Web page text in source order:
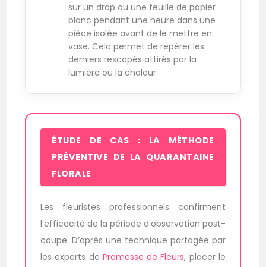
sur un drap ou une feuille de papier
blanc pendant une heure dans une
pièce isolée avant de le mettre en
vase. Cela permet de repérer les
derniers rescapés attirés par la
lumière ou la chaleur.
ÉTUDE DE CAS : LA MÉTHODE
PRÉVENTIVE DE LA QUARANTAINE
FLORALE
Les fleuristes professionnels confirment
l’efficacité de la période d’observation post-
coupe. D’après une technique partagée par
les experts de Promesse de Fleurs, placer le